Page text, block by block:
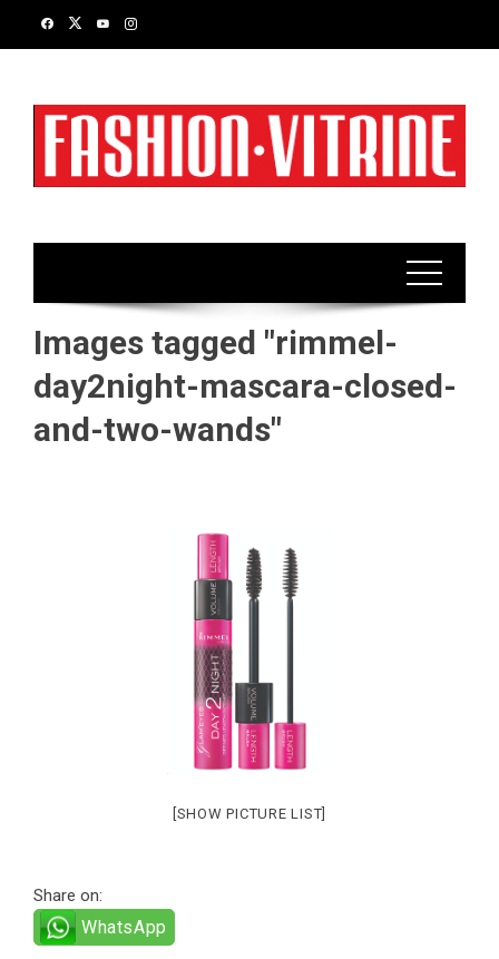
Images tagged "rimmel-
day2night-mascara-closed-
and-two-wands"
[SHOW PICTURE LIST]
Share on:
WhatsApp